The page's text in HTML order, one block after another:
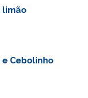
limão
Cebolinho